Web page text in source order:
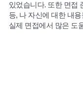
있었습니다. 또한 면접
등, 나 자신에 대한 내
실제 면접에서 많은 도